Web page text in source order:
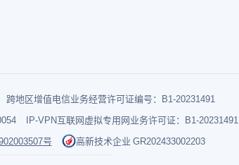
跨地区增值电信业务经营许可证编号：B1-20231491
IP-VPN互联网虚拟专用网业务许可证：B1-20231491
号 高新技术企业 GR202433002203